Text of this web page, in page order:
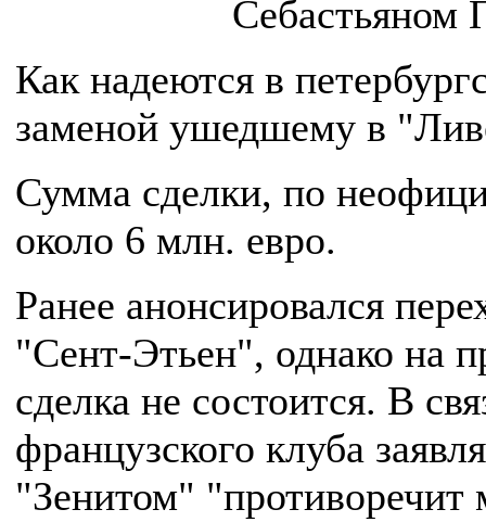
Себастьяном
Как надеются в
заменой ушедшему в
Сумма сделки, по
около 6 млн. евро.
Ранее анонсировался
"Сент-Этьен", однако на
сделка не состоится. В
французского клуба
"Зенитом" "противоречит